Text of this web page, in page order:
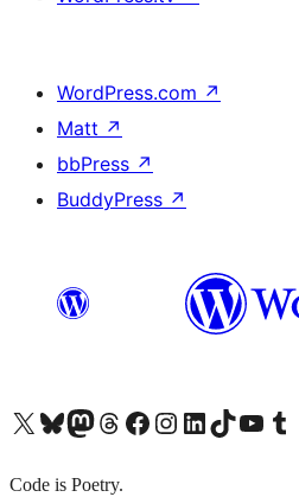
WordPress.com ↗
Matt ↗
bbPress ↗
BuddyPress ↗
X (旧 Twitter) アカウントへBluesky アカウントへMastodon アカウントへThreads アカウントへ Facebook ページへInstagram アカウントへ LinkedIn アカウントへTikTok アカウントへYouTube チャンネルへ Tumblr アカウントへ
Code is Poetry.